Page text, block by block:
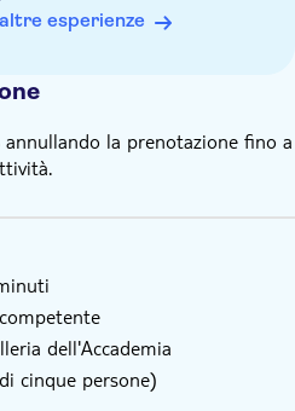
esperienze
la prenotazione fino a
dell'Accademia
cinque persone)